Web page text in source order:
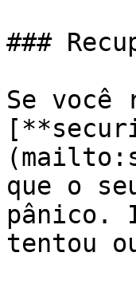
###
Se você
que o
pânico.
tentou